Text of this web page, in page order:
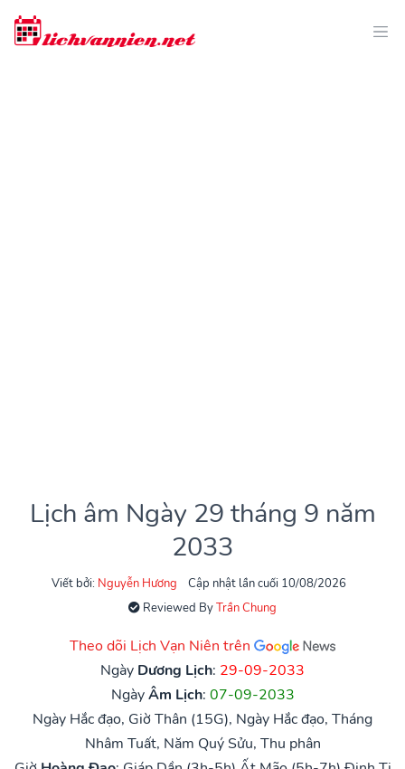
Lịch âm Ngày 29 tháng 9 năm
2033
Viết bởi: Nguyễn Hương
Cập nhật lần cuối 10/08/2026
Reviewed ByTrần Chung
Theo dõi Lịch Vạn Niên trên
Ngày Dương Lịch: 29-09-2033
NgàyÂm Lịch: 07-09-2033
Ngày Hắc đạo, Giờ Thân (15G), Ngày Hắc đạo, Tháng
Nhâm Tuất, Năm Quý Sửu, Thu phân